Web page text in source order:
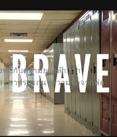
พบกับความยากลำบาก
เขาปรารถนาความรักจากพ่อ